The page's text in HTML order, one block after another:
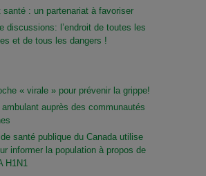
santé : un partenariat à favoriser
discussions: l’endroit de toutes les
et de tous les dangers !
« virale » pour prévenir la grippe!
auprès des communautés
de santé publique du Canada utilise
informer la population à propos de
H1N1